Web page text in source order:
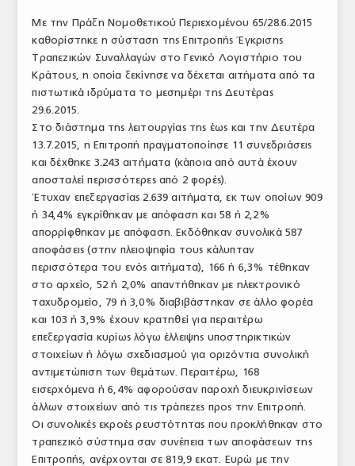
Με την Πράξη Νομοθετικού Περιεχομένου 65/28.6.2015
καθορίστηκε η σύσταση της Επιτροπής Έγκρισης
Τραπεζικών Συναλλαγών στο Γενικό Λογιστήριο του
Κράτους, η οποία ξεκίνησε να δέχεται αιτήματα από τα
πιστωτικά ιδρύματα το μεσημέρι της Δευτέρας
29.6.2015.
Στο διάστημα της λειτουργίας της έως και την Δευτέρα
13.7.2015, η Επιτροπή πραγματοποίησε 11 συνεδριάσεις
και δέχθηκε 3.243 αιτήματα (κάποια από αυτά έχουν
αποσταλεί περισσότερες από 2 φορές).
Έτυχαν επεξεργασίας 2.639 αιτήματα, εκ των οποίων 909
ή 34,4% εγκρίθηκαν με απόφαση και 58 ή 2,2%
απορρίφθηκαν με απόφαση. Εκδόθηκαν συνολικά 587
αποφάσεις (στην πλειοψηφία τους κάλυπταν
περισσότερα του ενός αιτήματα), 166 ή 6,3% τέθηκαν
στο αρχείο, 52 ή 2,0% απαντήθηκαν με ηλεκτρονικό
ταχυδρομείο, 79 ή 3,0% διαβιβάστηκαν σε άλλο φορέα
και 103 ή 3,9% έχουν κρατηθεί για περαιτέρω
επεξεργασία κυρίως λόγω έλλειψης υποστηρικτικών
στοιχείων ή λόγω σχεδιασμού για οριζόντια συνολική
αντιμετώπιση των θεμάτων. Περαιτέρω, 168
εισερχόμενα ή 6,4% αφορούσαν παροχή διευκρινίσεων
άλλων στοιχείων από τις τράπεζες προς την Επιτροπή.
Οι συνολικές εκροές ρευστότητας που προκλήθηκαν στο
τραπεζικό σύστημα σαν συνέπεια των αποφάσεων της
Επιτροπής, ανέρχονται σε 819,9 εκατ. Ευρώ με την